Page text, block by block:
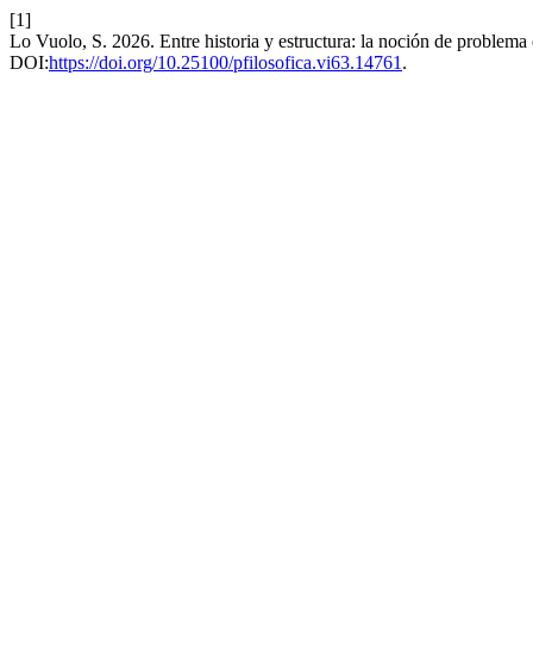
[1]
Lo Vuolo, S. 2026. Entre historia y estructura: la noción de
DOI:https://doi.org/10.25100/pfilosofica.vi63.14761 .